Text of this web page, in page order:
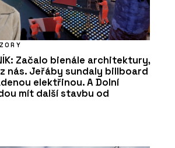
Začalo bienále architektury,
nás. Jeřáby sundaly billboard
elektřinou. A Dolní
mít další stavbu od